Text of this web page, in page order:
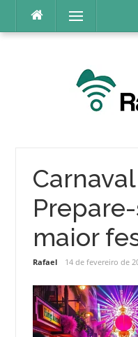
o
Menu
maior
Rafael 14 de fevereiro de